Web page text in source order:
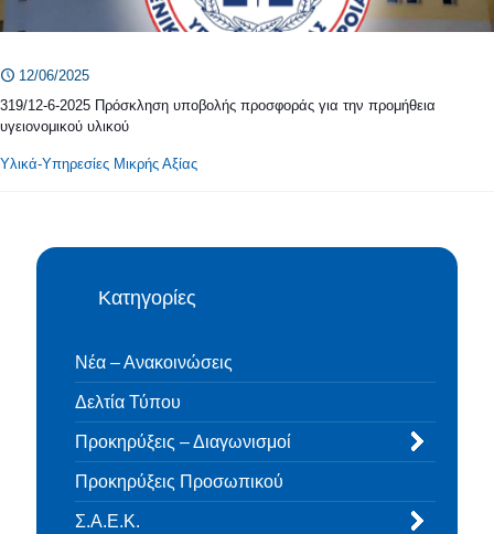
12/06/2025
319/12-6-2025 Πρόσκληση υποβολής προσφοράς για την προμήθεια
υγειονομικού υλικού
Υλικά-Υπηρεσίες Μικρής Αξίας
Κατηγορίες
Νέα – Ανακοινώσεις
Δελτία Τύπου
Προκηρύξεις – Διαγωνισμοί
Προκηρύξεις Προσωπικού
Σ.Α.Ε.Κ.